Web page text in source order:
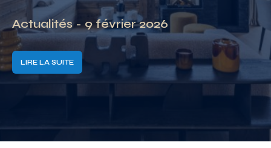
Actualités - 9 février 2026
LIRE LA SUITE